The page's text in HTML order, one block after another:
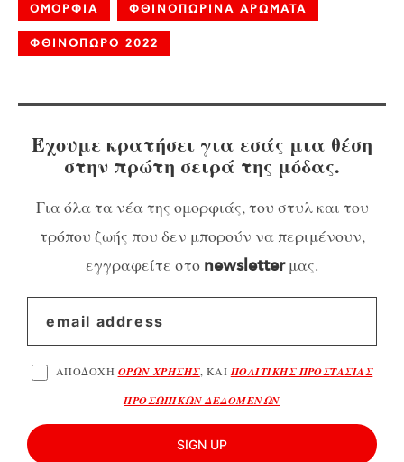
ΟΜΟΡΦΙΑ ΦΘΙΝΟΠΩΡΙΝΑ ΑΡΩΜΑΤΑ
ΦΘΙΝΟΠΩΡΟ 2022
Έχουμε κρατήσει για εσάς μια θέση
στην πρώτη σειρά της μόδας.
Για όλα τα νέα της ομορφιάς, του στυλ και του
τρόπου ζωής που δεν μπορούν να περιμένουν,
εγγραφείτε στο newsletterμας.
ΑΠΟΔΟΧΗ ΟΡΩΝ ΧΡΗΣΗΣ, ΚΑΙ ΠΟΛΙΤΙΚΗΣ ΠΡΟΣΤΑΣΙΑΣ
ΠΡΟΣΩΠΙΚΩΝ ΔΕΔΟΜΕΝΩΝ
SIGN UP